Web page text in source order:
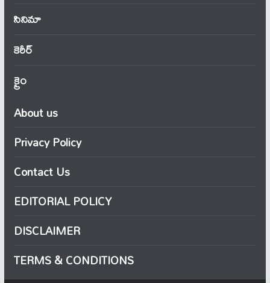
సినిమా
కెరీర్
క్రైం
About us
Privacy Policy
Contact Us
EDITORIAL POLICY
DISCLAIMER
TERMS & CONDITIONS